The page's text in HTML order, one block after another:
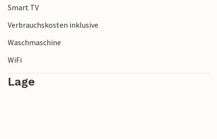
Smart TV
Verbrauchskosten inklusive
Waschmaschine
WiFi
Lage